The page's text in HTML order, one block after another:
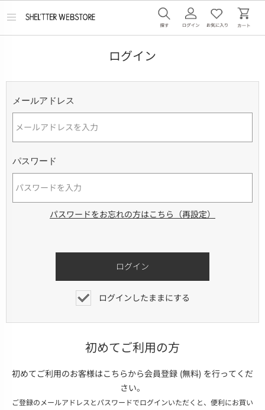
メ
ログイン
メールアドレス
パスワード
パスワードをお忘れの方はこちら（再設定）
ログインしたままにする
初めてご利用の方
初めてご利用のお客様はこちらから会員登録 (無料) を行ってくだ
さい。
ご登録のメールアドレスとパスワードでログインいただくと、便利にお買い